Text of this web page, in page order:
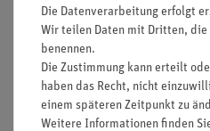
20,00 €
Die Datenverarbeitung erfolgt
Wir teilen Daten mit Dritten,
benennen.
Die Zustimmung kann erteilt
haben das Recht, nicht
einem späteren Zeitpunkt zu
Weitere Informationen finden